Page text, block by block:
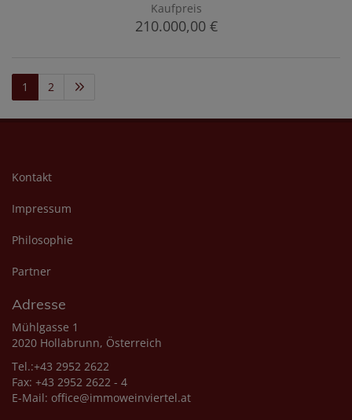
Kaufpreis
210.000,00 €
1 2
Kontakt
Impressum
Philosophie
Partner
Adresse
Mühlgasse 1
2020 Hollabrunn, Österreich
Tel.:+43 2952 2622
Fax: +43 2952 2622 - 4
E-Mail: office@immoweinviertel.at